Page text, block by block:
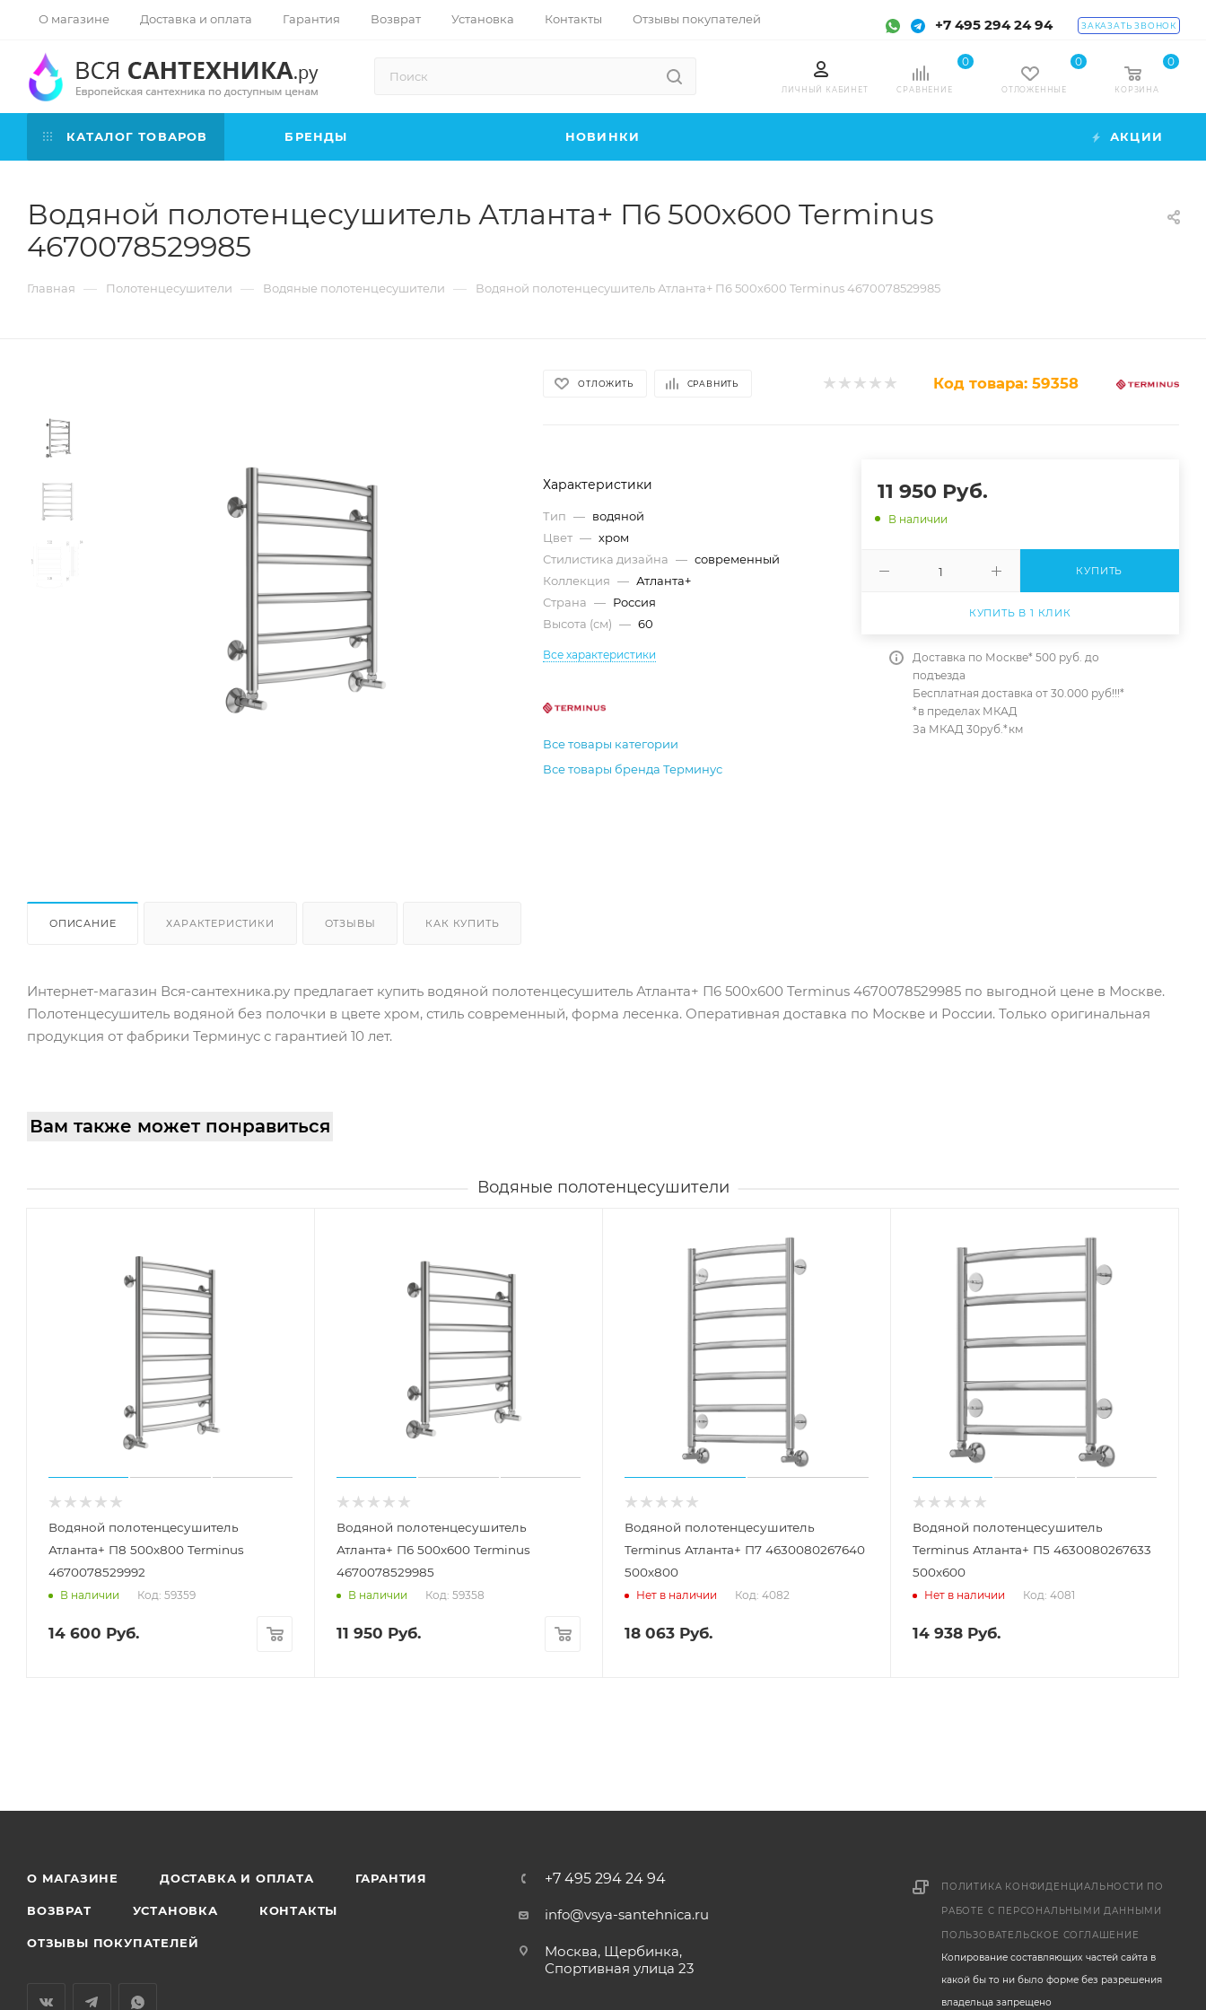
О магазине Доставка и оплата Гарантия Возврат Установка Контакты Отзывы покупателей +7 495 294 24 94 ЗАКАЗАТЬ ЗВОНОК
ЛИЧНЫЙ КАБИНЕТ СРАВНЕНИЕ
0
ОТЛОЖЕННЫЕ
0
КОРЗИНА
0
КАТАЛОГ ТОВАРОВ БРЕНДЫ НОВИНКИ АКЦИИ
Водяной полотенцесушитель Атланта+ П6 500х600 Terminus
4670078529985
Главная — Полотенцесушители — Водяные полотенцесушители — Водяной полотенцесушитель Атланта+ П6 500х600 Terminus 4670078529985
ОТЛОЖИТЬ СРАВНИТЬ Код товара: 59358
Характеристики
Тип — водяной
Цвет — хром
Стилистика дизайна — современный
Коллекция — Атланта+
Страна — Россия
Высота (см) — 60
Все характеристики
Все товары категории
Все товары бренда Терминус
11 950 Руб.
В наличии
КУПИТЬ
КУПИТЬ В 1 КЛИК
Доставка по Москве* 500 руб. до
подъезда
Бесплатная доставка от 30.000 руб!!!*
*в пределах МКАД
За МКАД 30руб.*км
ОПИСАНИЕ ХАРАКТЕРИСТИКИ ОТЗЫВЫ КАК КУПИТЬ
Интернет-магазин Вся-сантехника.ру предлагает купить водяной полотенцесушитель Атланта+ П6 500х600 Terminus 4670078529985 по выгодной цене в Москве.
Полотенцесушитель водяной без полочки в цвете хром, стиль современный, форма лесенка. Оперативная доставка по Москве и России. Только оригинальная
продукция от фабрики Терминус с гарантией 10 лет.
Вам также может понравиться
Водяные полотенцесушители
Водяной полотенцесушитель
Атланта+ П8 500х800 Terminus
4670078529992
В наличии Код: 59359
14 600 Руб.
Водяной полотенцесушитель
Атланта+ П6 500х600 Terminus
4670078529985
В наличии Код: 59358
11 950 Руб.
Водяной полотенцесушитель
Terminus Атланта+ П7 4630080267640
500х800
Нет в наличии Код: 4082
18 063 Руб.
Водяной полотенцесушитель
Terminus Атланта+ П5 4630080267633
500х600
Нет в наличии Код: 4081
14 938 Руб.
О МАГАЗИНЕ ДОСТАВКА И ОПЛАТА ГАРАНТИЯ
ВОЗВРАТ УСТАНОВКА КОНТАКТЫ
ОТЗЫВЫ ПОКУПАТЕЛЕЙ
+7 495 294 24 94
info@vsya-santehnica.ru
Москва, Щербинка,
Спортивная улица 23
ПОЛИТИКА КОНФИДЕНЦИАЛЬНОСТИ ПО
РАБОТЕ С ПЕРСОНАЛЬНЫМИ ДАННЫМИ
ПОЛЬЗОВАТЕЛЬСКОЕ СОГЛАШЕНИЕ
Копирование составляющих частей сайта в
какой бы то ни было форме без разрешения
владельца запрещено